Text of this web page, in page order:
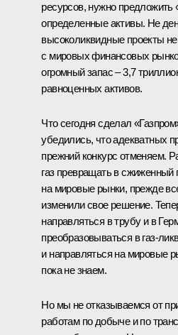
ресурсов, нужно предложить
определенные активы. Не
высоколиквидные проекты
с мировых финансовых
огромный запас – 3,7
равноценных активов.
Что сегодня сделал
убедились, что адекватных
прежний конкурс отменяем.
газ превращать в сжиженный
на мировые рынки, прежде
изменили свое решение.
направляться в трубу и в
преобразовываться в газ-
и направляться на мировые
пока не знаем.
Но мы не отказываемся от
работам по добыче и по